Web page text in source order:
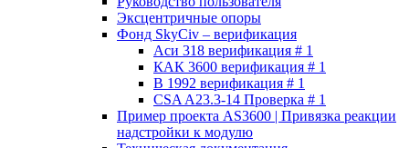
Эксцентричные опоры
Фонд SkyCiv – верификация
Аси 318 верификация # 1
КАК 3600 верификация # 1
В 1992 верификация # 1
CSA A23.3-14 Проверка # 1
Пример проекта AS3600 | Привязка реакции
надстройки к модулю